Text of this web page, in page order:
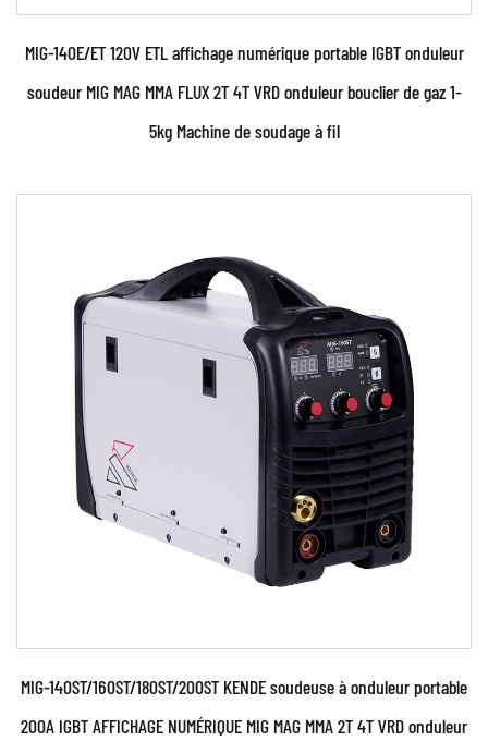
Paramètres:
110 V et 230 V Deux types de tension
d'alimentation. Identification et contrôle
automatiq...
EN SAVOIR PLUS
MIG-140E/ET 120V ETL affichage numérique portable IGBT onduleur
soudeur MIG MAG MMA FLUX 2T 4T VRD onduleur bouclier de gaz 1-
5kg Machine de soudage à fil
MIG-140ST/160ST/180ST/200ST KENDE soudeuse à onduleur portable
200A IGBT AFFICHAGE NUMÉRIQUE MIG MAG MMA 2T 4T VRD onduleur